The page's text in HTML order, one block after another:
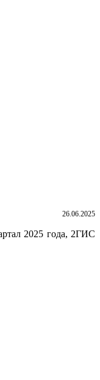
26.06.2025
2025 года, 2ГИС